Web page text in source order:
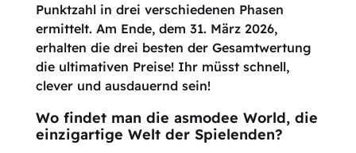
Punktzahl in drei verschiedenen Phasen
ermittelt. Am Ende, dem 31. März 2026,
erhalten die drei besten der Gesamtwertung
die ultimativen Preise! Ihr müsst schnell,
clever und ausdauernd sein!
Wo findet man die asmodee World, die
einzigartige Welt der Spielenden?